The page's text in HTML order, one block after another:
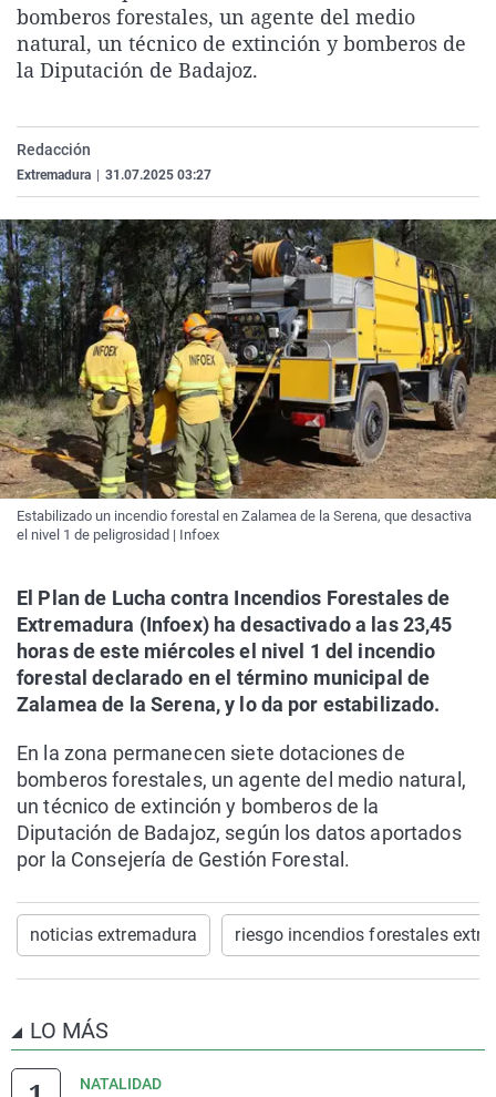
La rosa de los vientos
Gente viajera
Caso
Retornados
Operación Viuda
Extremadura
Galicia
Navarra
Virales
Televisión
bomberos forestales, un agente del medio
natural, un técnico de extinción y bomberos de
la Diputación de Badajoz.
Redacción
Extremadura 31.07.2025 03:27
Estabilizado un incendio forestal en Zalamea de la Serena, que desactiva
el nivel 1 de peligrosidad | Infoex
El Plan de Lucha contra Incendios Forestales de
Extremadura (Infoex) ha desactivado a las 23,45
horas de este miércoles el nivel 1 del incendio
forestal declarado en el término municipal de
Zalamea de la Serena, y lo da por estabilizado.
En la zona permanecen siete dotaciones de
bomberos forestales, un agente del medio natural,
un técnico de extinción y bomberos de la
Diputación de Badajoz, según los datos aportados
por la Consejería de Gestión Forestal.
noticias extremadura riesgo incendios forestales
LO MÁS
NATALIDAD